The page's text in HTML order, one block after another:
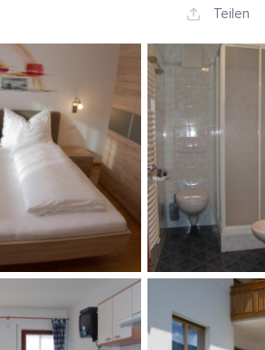
Teilen